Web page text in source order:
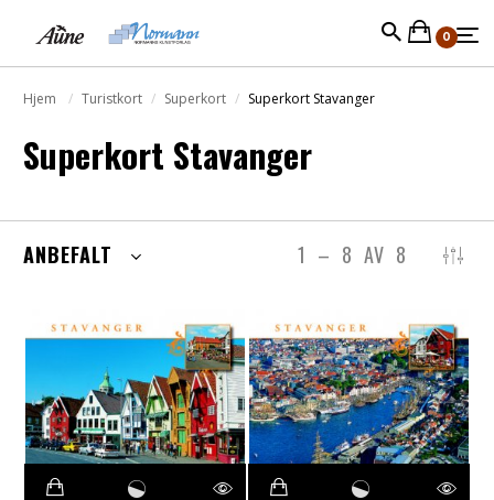
0
Hjem Turistkort Superkort Superkort Stavanger
Superkort Stavanger
1 – 8 AV 8
ANBEFALT